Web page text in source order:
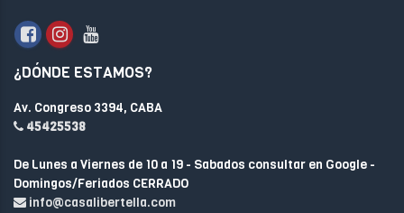
¿DÓNDE ESTAMOS?
Av. Congreso 3394, CABA
45425538
De Lunes a Viernes de 10 a 19 - Sabados consultar en Google -
Domingos/Feriados CERRADO
info@casalibertella.com